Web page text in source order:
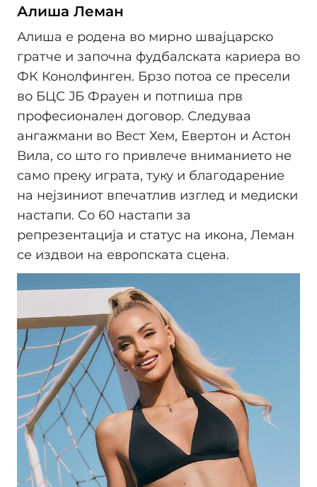
Алиша Леман
Алиша е родена во мирно швајцарско
гратче и започна фудбалската кариера во
ФК Конолфинген. Брзо потоа се пресели
во БЦС ЈБ Фрауен и потпиша прв
професионален договор. Следуваа
ангажмани во Вест Хем, Евертон и Астон
Вила, со што го привлече вниманието не
само преку играта, туку и благодарение
на нејзиниот впечатлив изглед и медиски
настапи. Со 60 настапи за
репрезентација и статус на икона, Леман
се издвои на европската сцена.